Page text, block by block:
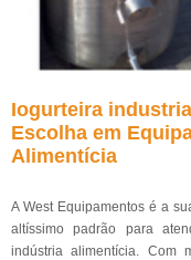
Iogurteira
Escolha em
Alimentícia
A West Equipamentos é a
altíssimo padrão para
indústria alimentícia.